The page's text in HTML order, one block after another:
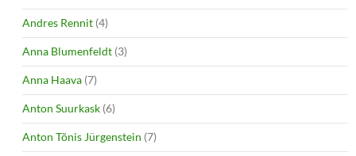
Andres Rennit (4)
Anna Blumenfeldt (3)
Anna Haava (7)
Anton Suurkask (6)
Anton Tõnis Jürgenstein (7)